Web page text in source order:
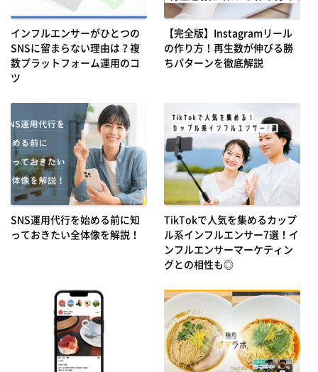
インフルエンサーがひとつの
SNSに留まらない理由は？複
数プラットフォーム運用のコ
ツ
【完全版】Instagramリール
の作り方！再生数が伸びる勝
ちパターンを徹底解説
SNS運用代行を始める前に知
っておきたい全体像を解説！
TikTokで人気を集めるカップ
ル系インフルエンサー7選！イ
ンフルエンサーマーケティン
グとの相性も◎